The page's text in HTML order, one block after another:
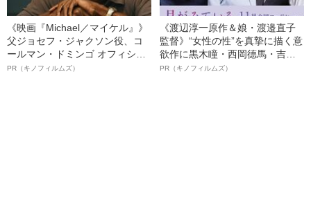
《映画『Michael／マイケル』》
父ジョセフ・ジャクソン役、コ
ールマン・ドミンゴ オフィシャ
ルインタビュー“観客を魅了した
PR（キノフィルムズ）
《渡辺淳一原作＆娘・渡邉直子
監督》“女性の性”を真摯に描く意
欲作に黒木瞳・西岡德馬・吉田
羊が出演決定！《映画『月がみ
PR（キノフィルムズ）